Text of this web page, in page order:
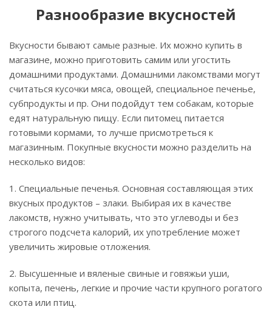
Разнообразие вкусностей
Вкусности бывают самые разные. Их можно купить в
магазине, можно приготовить самим или угостить
домашними продуктами. Домашними лакомствами могут
считаться кусочки мяса, овощей, специальное печенье,
субпродукты и пр. Они подойдут тем собакам, которые
едят натуральную пищу. Если питомец питается
готовыми кормами, то лучше присмотреться к
магазинным. Покупные вкусности можно разделить на
несколько видов:
1. Специальные печенья. Основная составляющая этих
вкусных продуктов – злаки. Выбирая их в качестве
лакомств, нужно учитывать, что это углеводы и без
строгого подсчета калорий, их употребление может
увеличить жировые отложения.
2. Высушенные и вяленые свиные и говяжьи уши,
копыта, печень, легкие и прочие части крупного рогатого
скота или птиц.